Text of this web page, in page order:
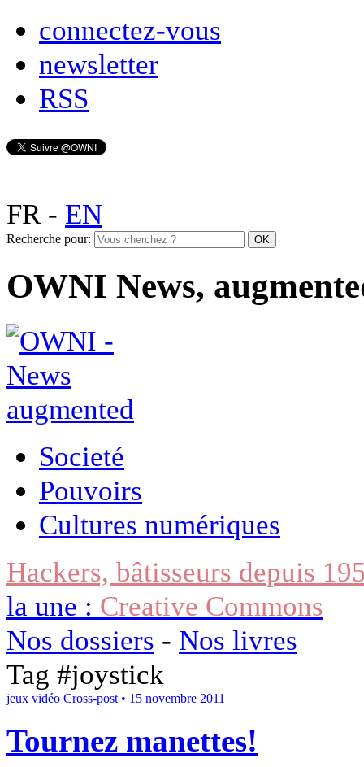
connectez-vous
newsletter
RSS
FR- EN
Recherche pour:
OWNI News,
Societé
Pouvoirs
Cultures numériques
Hackers, bâtisseurs depuis
la une : Creative Commons
Nos dossiers - Nos livres
Tag #joystick
jeux vidéo Cross-post • 15 novembre 2011
Tournez manettes!